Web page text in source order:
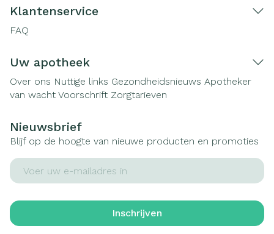
Klantenservice
FAQ
Uw apotheek
Over ons Nuttige links Gezondheidsnieuws Apotheker
van wacht Voorschrift Zorgtarieven
Nieuwsbrief
Blijf op de hoogte van nieuwe producten en promoties
E-mail adres
Inschrijven